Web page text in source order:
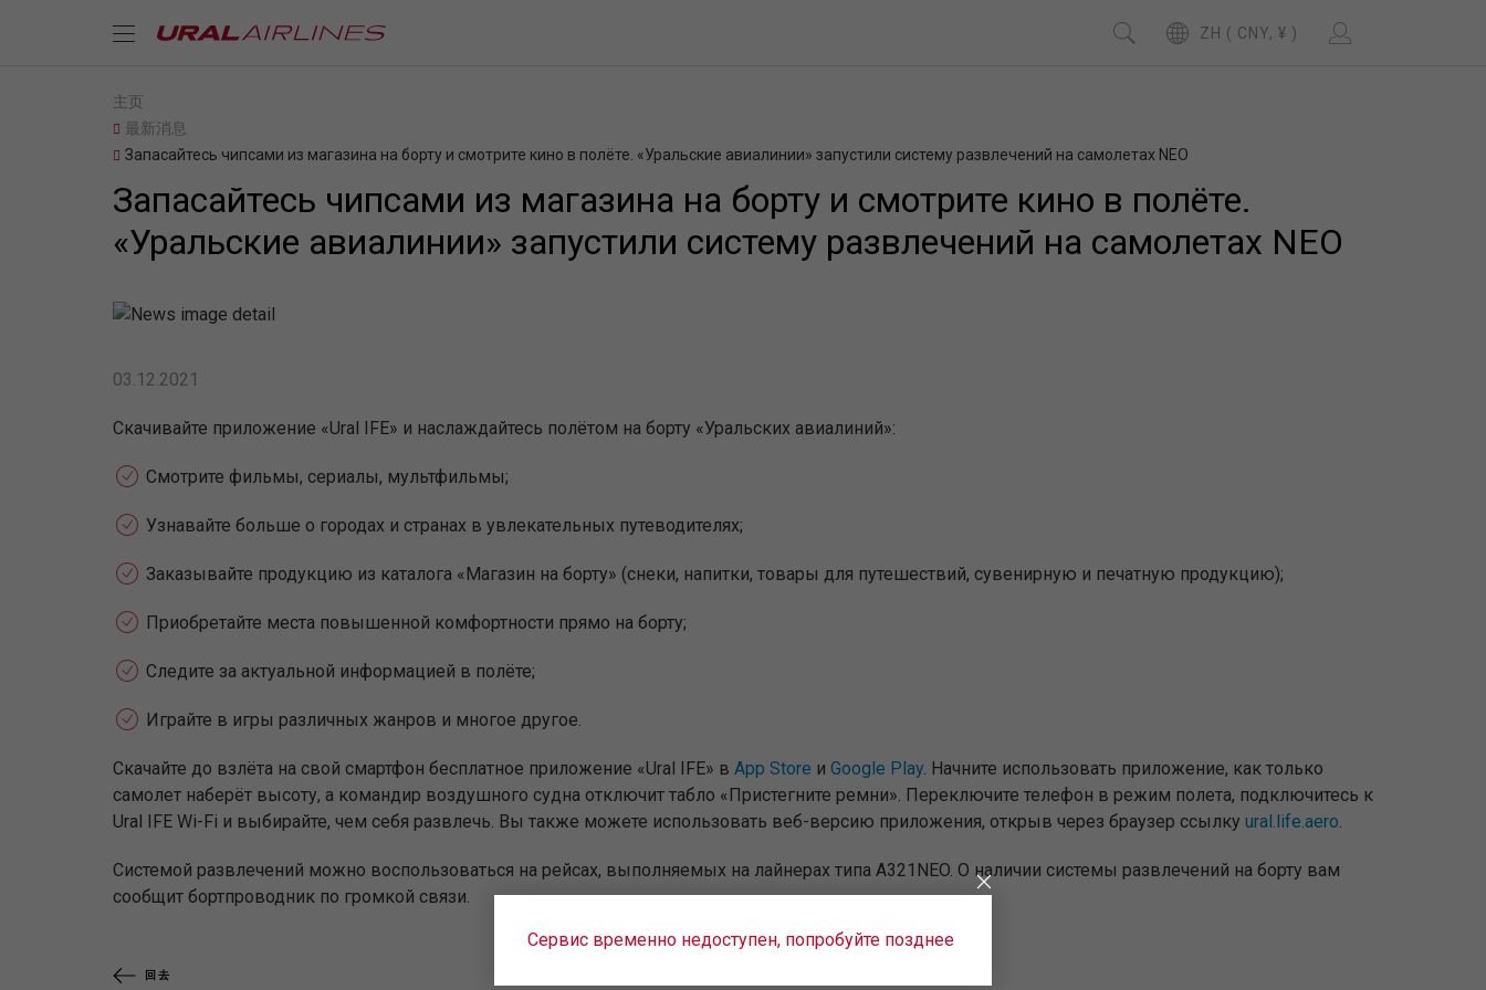
ZH ( CNY, ¥ )
主页
最新消息
Запасайтесь чипсами из магазина на борту и смотрите кино в полёте. «Уральские авиалинии» запустили систему развлечений на самолетах NEO
Запасайтесь чипсами из магазина на борту и смотрите кино в полёте.
«Уральские авиалинии» запустили систему развлечений на самолетах NEO
03.12.2021
Скачивайте приложение «Ural IFE» и наслаждайтесь полётом на борту «Уральских авиалиний»:
Смотрите фильмы, сериалы, мультфильмы;
Узнавайте больше о городах и странах в увлекательных путеводителях;
Заказывайте продукцию из каталога «Магазин на борту» (снеки, напитки, товары для путешествий, сувенирную и печатную продукцию);
Приобретайте места повышенной комфортности прямо на борту;
Следите за актуальной информацией в полёте;
Играйте в игры различных жанров и многое другое.
Скачайте до взлёта на свой смартфон бесплатное приложение «Ural IFE» в App Store и Google Play. Начните использовать приложение, как только
самолет наберёт высоту, а командир воздушного судна отключит табло «Пристегните ремни». Переключите телефон в режим полета, подключитесь к
Ural IFE Wi-Fi и выбирайте, чем себя развлечь. Вы также можете использовать веб-версию приложения, открыв через браузер ссылку ural.life.aero.
Системой развлечений можно воспользоваться на рейсах, выполняемых на лайнерах типа А321NEO. О наличии системы развлечений на борту вам
сообщит бортпроводник по громкой связи.
回去
Сервис временно недоступен, попробуйте позднее